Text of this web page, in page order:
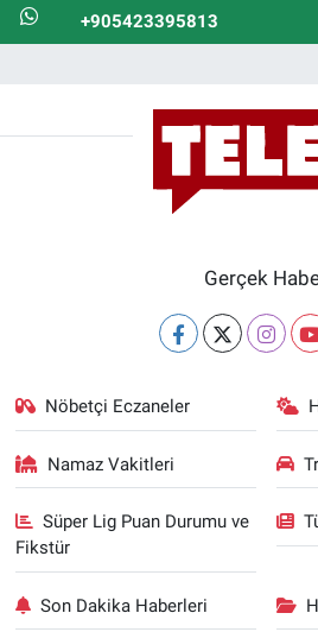
+905423395813
Gerçek
Nöbetçi Eczaneler
Namaz Vakitleri
Süper Lig Puan Durumu ve
Fikstür
Son Dakika Haberleri